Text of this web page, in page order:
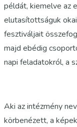
példát, kiemelve az
elutasítottságuk
fesztiváljait
majd ebédig
napi feladatokról, a
Aki az intézmény
körbenézett, a